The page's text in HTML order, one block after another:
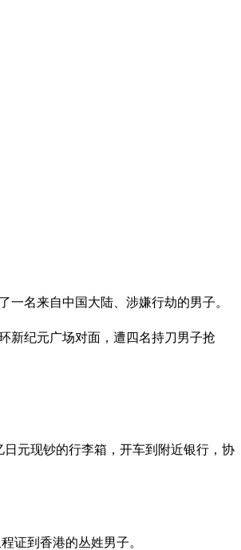
一名来自中国大陆、涉嫌行劫的男子。
新纪元广场对面，遭四名持刀男子抢
元现钞的行李箱，开车到附近银行，协
证到香港的丛姓男子。